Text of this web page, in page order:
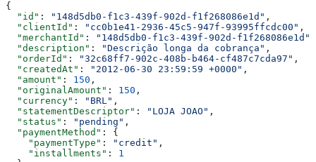
{
  "id"
: "148d5db0-f1c3-439f-902d-f1f268086e1d" ,
  "clientId"
: "cc0b1e41-2936-45c5-947f-93995ffcdc00" ,
  "merchantId"
: "148d5db0-f1c3-439f-902d-f1f268086e1d"
  "description"
: "Descrição longa da cobrança" ,
  "orderId"
: "32c68ff7-902c-408b-b464-cf487c7cda97" ,
  "createdAt"
: "2012-06-30 23:59:59 +0000" ,
  "amount"
: 150 ,
  "originalAmount"
: 150 ,
  "currency"
: "BRL" ,
  "statementDescriptor"
: "LOJA JOAO" ,
  "status"
: "pending" ,
  "paymentMethod"
: {
    "paymentType"
: "credit" ,
    "installments"
: 1